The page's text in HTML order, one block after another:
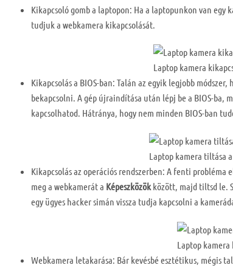
Kikapcsoló gomb a laptopon: Ha a laptopunkon van egy
tudjuk a webkamera kikapcsolását.
Laptop kamera
Kikapcsolás a BIOS-ban: Talán az egyik legjobb
bekapcsolni. A gép újraindítása után lépj be a BIOS-ba,
kapcsolhatod. Hátránya, hogy nem minden BIOS-ban
Laptop kamera tiltása a
Kikapcsolás az operációs rendszerben: A fenti probléma
meg a webkamerát a Képeszközökközött, majd tiltsd le.
egy ügyes hacker simán vissza tudja kapcsolni a
Laptop kamera
Webkamera letakarása: Bár kevésbé esztétikus, mégis